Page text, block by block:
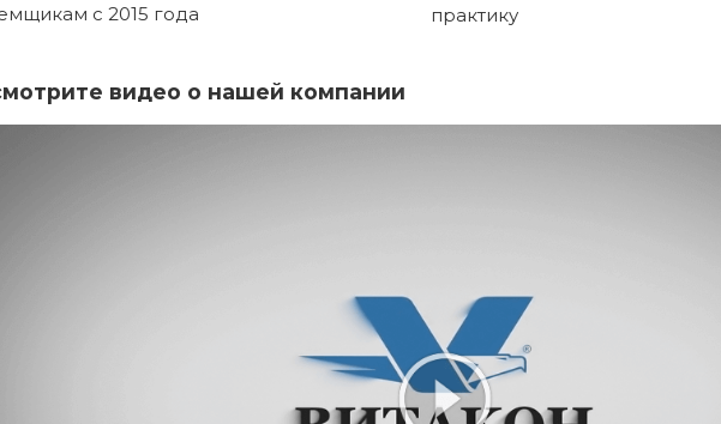
с 2015 года
практику
видео о нашей компании